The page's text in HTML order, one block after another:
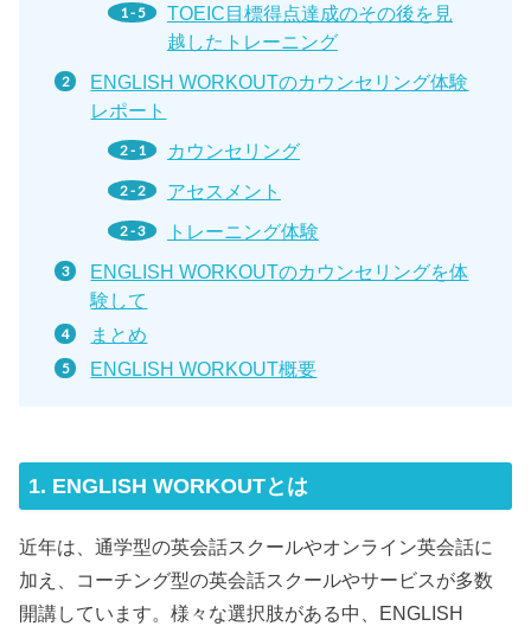
TOEIC目標得点達成のその後を見
越したトレーニング
ENGLISH WORKOUTのカウンセリング体験
レポート
カウンセリング
アセスメント
トレーニング体験
ENGLISH WORKOUTのカウンセリングを体
験して
まとめ
ENGLISH WORKOUT概要
1. ENGLISH WORKOUTとは
近年は、通学型の英会話スクールやオンライン英会話に
加え、コーチング型の英会話スクールやサービスが多数
開講しています。様々な選択肢がある中、ENGLISH